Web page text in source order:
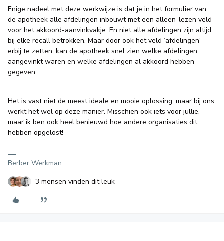
Enige nadeel met deze werkwijze is dat je in het formulier van
de apotheek alle afdelingen inbouwt met een alleen-lezen veld
voor het akkoord-aanvinkvakje. En niet alle afdelingen zijn altijd
bij elke recall betrokken. Maar door ook het veld ‘afdelingen'
erbij te zetten, kan de apotheek snel zien welke afdelingen
aangevinkt waren en welke afdelingen al akkoord hebben
gegeven.
Het is vast niet de meest ideale en mooie oplossing, maar bij ons
werkt het wel op deze manier. Misschien ook iets voor jullie,
maar ik ben ook heel benieuwd hoe andere organisaties dit
hebben opgelost!
Berber Werkman
3 mensen vinden dit leuk